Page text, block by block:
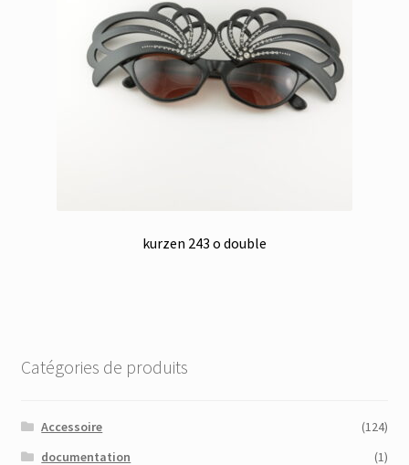
kurzen 243 o double
Catégories de produits
Accessoire
(124)
documentation
(1)